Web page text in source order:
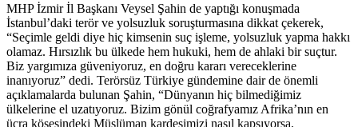
MHP İzmir İl Başkanı Veysel Şahin de yaptığı konuşmada
İstanbul’daki terör ve yolsuzluk soruşturmasına dikkat çekerek,
“Seçimle geldi diye hiç kimsenin suç işleme, yolsuzluk yapma hakkı
olamaz. Hırsızlık bu ülkede hem hukuki, hem de ahlaki bir suçtur.
Biz yargımıza güveniyoruz, en doğru kararı vereceklerine
inanıyoruz” dedi. Terörsüz Türkiye gündemine dair de önemli
açıklamalarda bulunan Şahin, “Dünyanın hiç bilmediğimiz
ülkelerine el uzatıyoruz. Bizim gönül coğrafyamız Afrika’nın en
ücra köşesindeki Müslüman kardeşimizi nasıl kapsıyorsa,